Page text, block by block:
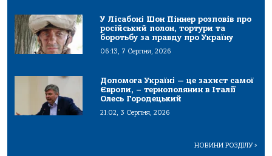
У Лісабоні Шон Піннер розповів про
російський полон, тортури та
боротьбу за правду про Україну
06:13, 7 Серпня, 2026
Допомога Україні — це захист самої
Європи, – тернополянин в Італії
Олесь Городецький
21:02, 3 Серпня, 2026
НОВИНИ РОЗДІЛУ>